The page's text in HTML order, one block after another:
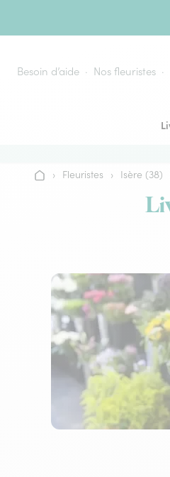
Besoin d’aide Nos fleuristes
Accueil
› Fleuristes › Isère (38)